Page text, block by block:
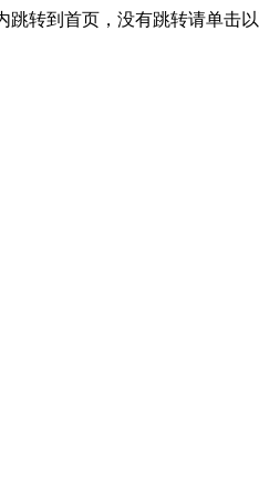
跳转到首页，没有跳转请单击以